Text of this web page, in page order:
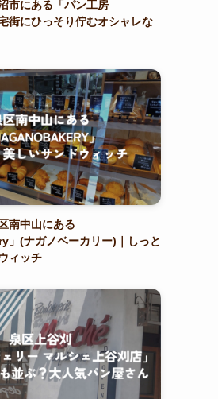
市にある「パン工房
街にひっそり佇むオシャレな
南中山にある
」(ナガノベーカリー)｜しっと
ィッチ